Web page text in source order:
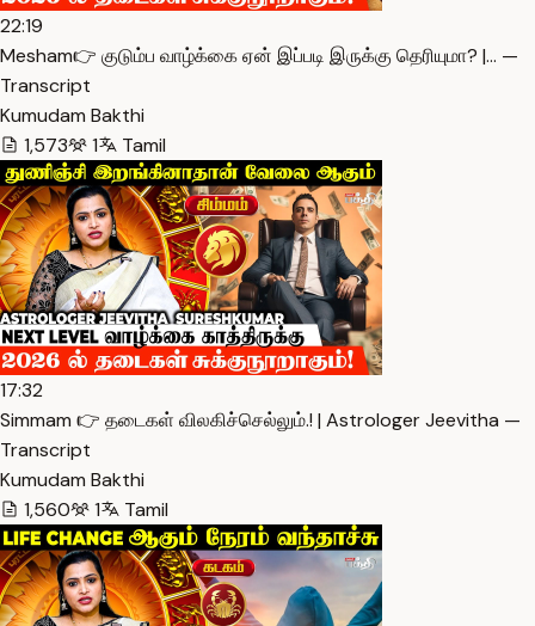
22:19
Mesham👉 குடும்ப வாழ்க்கை ஏன் இப்படி இருக்கு தெரியுமா? |… —
Transcript
Kumudam Bakthi
1,573
1 Tamil
17:32
Simmam 👉 தடைகள் விலகிச்செல்லும்.! | Astrologer Jeevitha —
Transcript
Kumudam Bakthi
1,560
1 Tamil